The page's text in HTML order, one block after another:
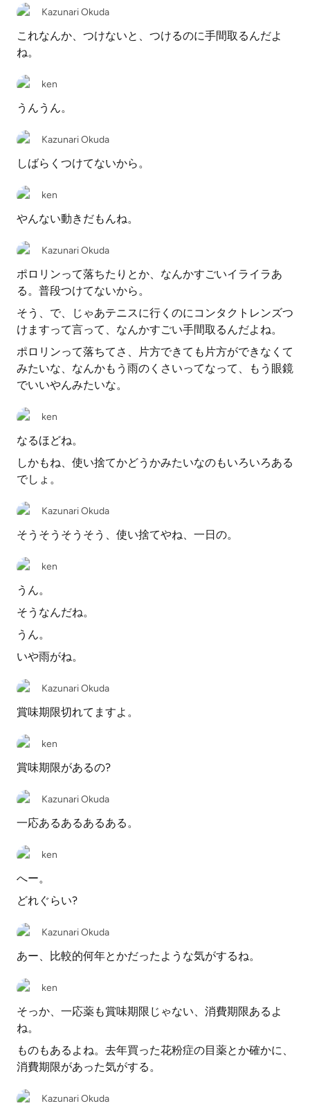
Kazunari Okuda
これなんか、つけないと、つけるのに手間取るんだよ
ね。
ken
うんうん。
Kazunari Okuda
しばらくつけてないから。
ken
やんない動きだもんね。
Kazunari Okuda
ポロリンって落ちたりとか、なんかすごいイライラあ
る。普段つけてないから。
そう、で、じゃあテニスに行くのにコンタクトレンズつ
けますって言って、なんかすごい手間取るんだよね。
ポロリンって落ちてさ、片方できても片方ができなくて
みたいな、なんかもう雨のくさいってなって、もう眼鏡
でいいやんみたいな。
ken
なるほどね。
しかもね、使い捨てかどうかみたいなのもいろいろある
でしょ。
Kazunari Okuda
そうそうそうそう、使い捨てやね、一日の。
ken
うん。
そうなんだね。
うん。
いや雨がね。
Kazunari Okuda
賞味期限切れてますよ。
ken
賞味期限があるの?
Kazunari Okuda
一応あるあるあるある。
ken
へー。
どれぐらい?
Kazunari Okuda
あー、比較的何年とかだったような気がするね。
ken
そっか、一応薬も賞味期限じゃない、消費期限あるよ
ね。
ものもあるよね。去年買った花粉症の目薬とか確かに、
消費期限があった気がする。
Kazunari Okuda